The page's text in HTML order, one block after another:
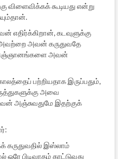
கூடியது என்று
கடவுளுக்கு
அவற்றை அவன் கருதுவதே
விஞ்ஞானங்களை அவன்
பற்றியதாக இருப்பதும்,
அவை
அஞ்சுவதுமே இதற்குக்
கருதுவதில் இஸ்லாம்
ஒரே பிடிவாதம் காட்டுவது